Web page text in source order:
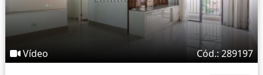
Vídeo Cód.: 289197